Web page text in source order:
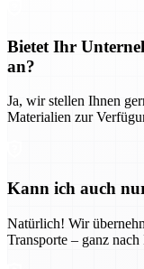
Bietet Ihr
an?
Ja, wir stellen Ihnen
Materialien zur
Kann ich auch
Natürlich! Wir
Transporte – ganz